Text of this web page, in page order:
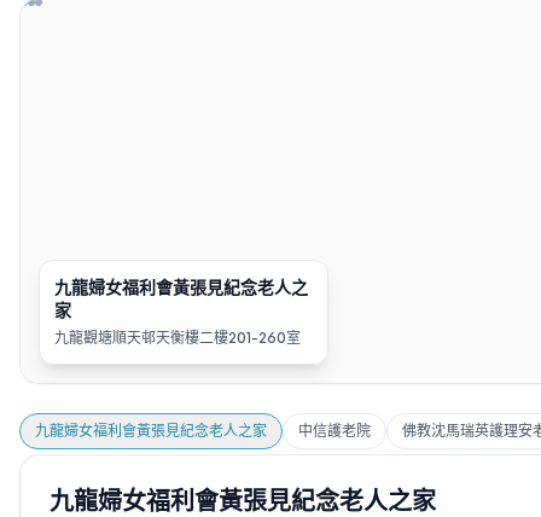
九龍婦女福利會黃張見紀念老人之
家
九龍觀塘順天邨天衡樓二樓201-260室
九龍婦女福利會黃張見紀念老人之家 中信護老院 佛教沈馬瑞英護理安
九龍婦女福利會黃張見紀念老人之家